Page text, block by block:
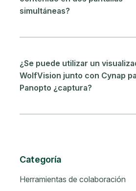
simultáneas?
¿Se puede utilizar un
WolfVision junto con Cynap
Panopto ¿captura?
Categoría
Herramientas de colaboración